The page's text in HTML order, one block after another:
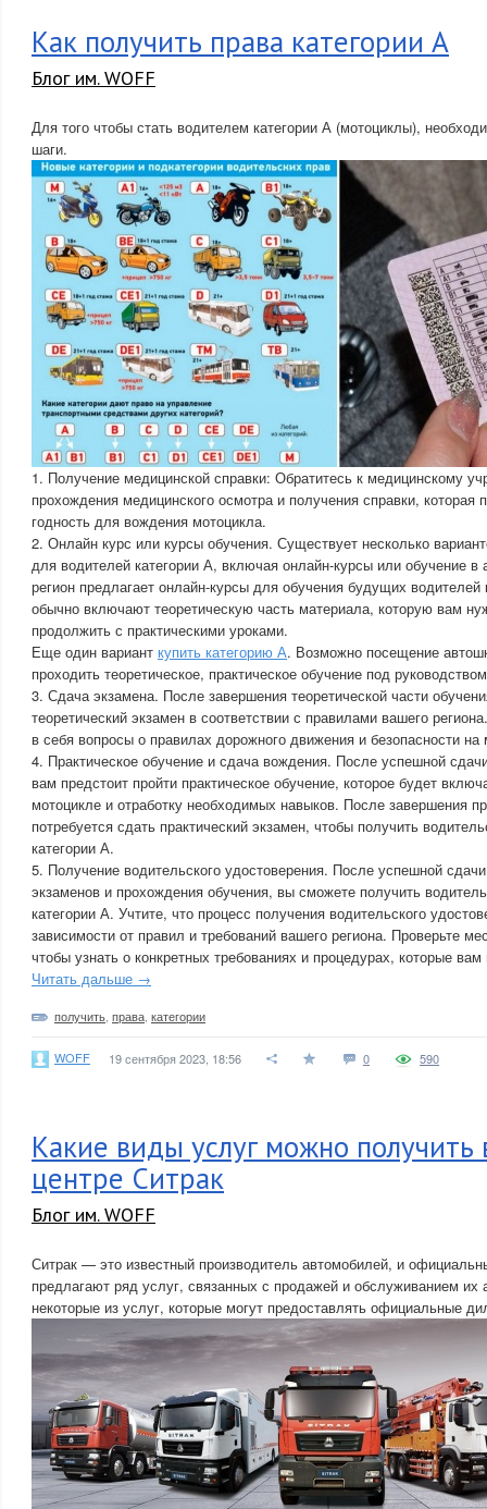
Как получить права категории А
Блог им. WOFF
Для того чтобы стать водителем категории А (мотоциклы),
шаги.
1. Получение медицинской справки: Обратитесь к медицинскому
прохождения медицинского осмотра и получения справки, которая
годность для вождения мотоцикла.
2. Онлайн курс или курсы обучения. Существует несколько
для водителей категории А, включая онлайн-курсы или обучение
регион предлагает онлайн-курсы для обучения будущих водителей
обычно включают теоретическую часть материала, которую вам
продолжить с практическими уроками.
Еще один вариант купить категорию А. Возможно посещение
проходить теоретическое, практическое обучение под
3. Сдача экзамена. После завершения теоретической части
теоретический экзамен в соответствии с правилами вашего
в себя вопросы о правилах дорожного движения и безопасности на
4. Практическое обучение и сдача вождения. После успешной
вам предстоит пройти практическое обучение, которое будет
мотоцикле и отработку необходимых навыков. После завершения
потребуется сдать практический экзамен, чтобы получить
категории А.
5. Получение водительского удостоверения. После успешной
экзаменов и прохождения обучения, вы сможете получить
категории А. Учтите, что процесс получения водительского
зависимости от правил и требований вашего региона. Проверьте
чтобы узнать о конкретных требованиях и процедурах, которые
Читать дальше →
получить права категории
WOFF 19 сентября 2023, 18:56 0 590
Какие виды услуг можно получить
центре Ситрак
Блог им. WOFF
Ситрак — это известный производитель автомобилей, и
предлагают ряд услуг, связанных с продажей и обслуживанием их
некоторые из услуг, которые могут предоставлять официальные